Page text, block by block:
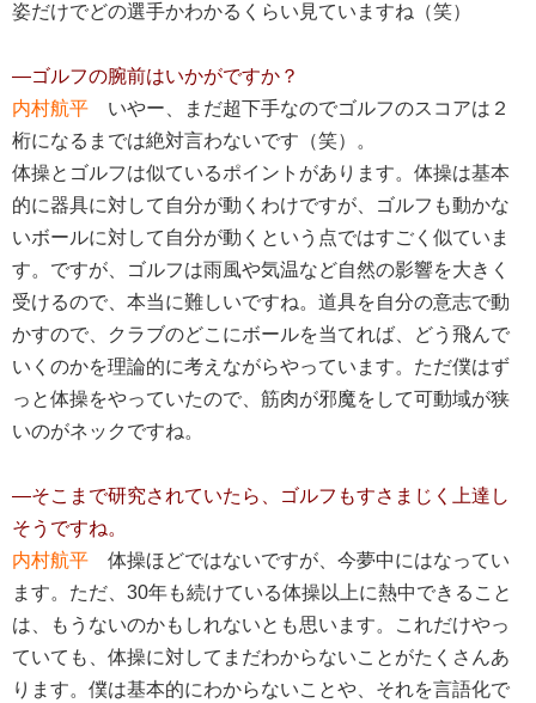
姿だけでどの選手かわかるくらい見ていますね（笑）
―ゴルフの腕前はいかがですか？
内村航平 いやー、まだ超下手なのでゴルフのスコアは２
桁になるまでは絶対言わないです（笑）。
体操とゴルフは似ているポイントがあります。体操は基本
的に器具に対して自分が動くわけですが、ゴルフも動かな
いボールに対して自分が動くという点ではすごく似ていま
す。ですが、ゴルフは雨風や気温など自然の影響を大きく
受けるので、本当に難しいですね。道具を自分の意志で動
かすので、クラブのどこにボールを当てれば、どう飛んで
いくのかを理論的に考えながらやっています。ただ僕はず
っと体操をやっていたので、筋肉が邪魔をして可動域が狭
いのがネックですね。
―そこまで研究されていたら、ゴルフもすさまじく上達し
そうですね。
内村航平 体操ほどではないですが、今夢中にはなってい
ます。ただ、30年も続けている体操以上に熱中できること
は、もうないのかもしれないとも思います。これだけやっ
ていても、体操に対してまだわからないことがたくさんあ
ります。僕は基本的にわからないことや、それを言語化で